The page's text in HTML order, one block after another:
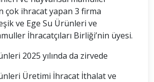
çok ihracat yapan 3 firma
ve Ege Su Ürünleri ve
İhracatçıları Birliği’nin üyesi.
2025 yılında da zirvede
Üretimi İhracat İthalat ve